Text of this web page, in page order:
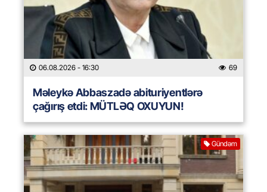
06.08.2026 - 16:30 69
Məleykə Abbaszadə abituriyentlərə
çağırış etdi: MÜTLƏQ OXUYUN!
Gündəm